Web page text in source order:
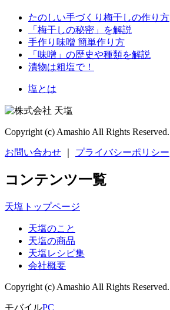
たのしい手づくり梅干しの作り方
「梅干しの秘密」を解説
手作り味噌 簡単作り方
「味噌」の歴史や種類を解説
漬物は粗塩で！
塩とは
Copyright (c) Amashio All Rights Reserved.
お問い合わせ プライバシーポリシー
コンテンツ一覧
天塩トップページ
天塩のこと
天塩の商品
天塩レシピ集
会社概要
Copyright (c) Amashio All Rights Reserved.
モバイルPC